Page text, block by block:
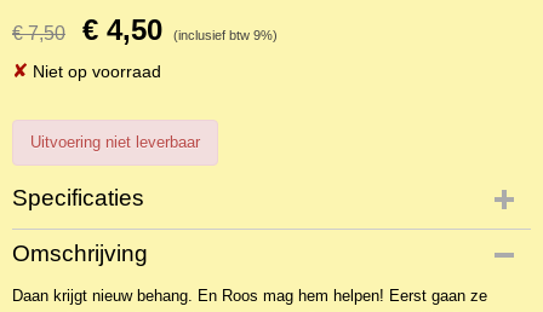
€ 7,50 € 4,50 (inclusief btw 9%)
✘ Niet op voorraad
Uitvoering niet leverbaar
Specificaties
Productcode
NBKJ-2121
EAN code
Omschrijving
Daan krijgt nieuw behang. En Roos mag hem helpen! Eerst gaan ze